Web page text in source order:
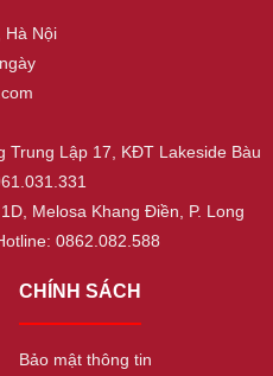
Hà Nội
Trung Lập 17, KĐT Lakeside Bàu
Melosa Khang Điền, P. Long
0862.082.588
CHÍNH SÁCH
Bảo mật thông tin